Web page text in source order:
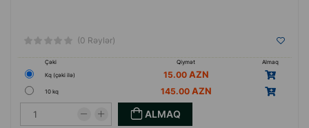
(0 Rəylər)
Çəki Qiymət
Almaq
Кq (çəki ilə)
15.00
10 kq 145.00
ALMAQ